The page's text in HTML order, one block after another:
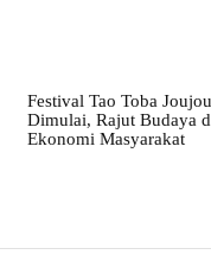
Festival Tao Toba
Dimulai, Rajut Budaya
Ekonomi Masyarakat